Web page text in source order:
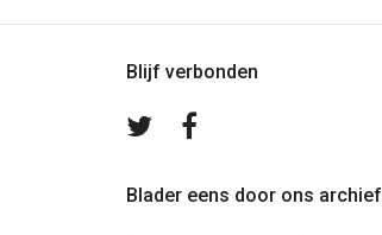
Blijf verbonden
Volg
TwitterFacebook
Blader eens door ons archief